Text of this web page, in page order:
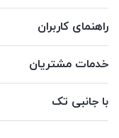
راهنمای کاربران
خدمات مشتریان
با جانبی تک